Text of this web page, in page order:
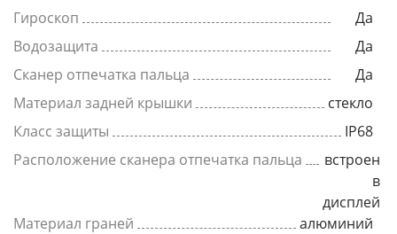
Гироскоп
Да
Водозащита
Да
Сканер отпечатка пальца
Да
Материал задней крышки
стекло
Класс защиты
IP68
Расположение сканера отпечатка пальца
встроен
в
дисплей
Материал граней
алюминий